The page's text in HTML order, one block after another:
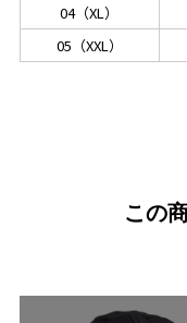
04（XL）
05（XXL）
この